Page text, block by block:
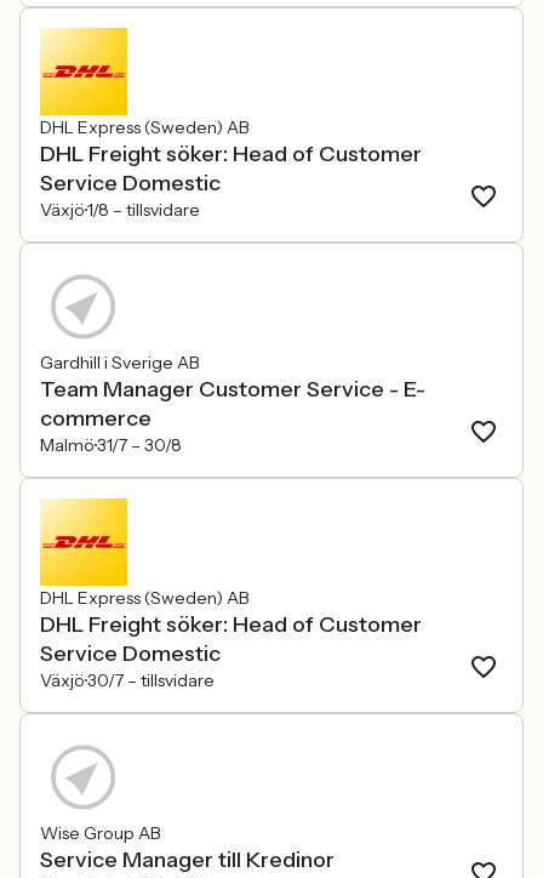
DHL Express (Sweden) AB
DHL Freight söker: Head of Customer
Service Domestic
Växjö1/8 – tillsvidare
Gardhill i Sverige AB
Team Manager Customer Service - E-
commerce
Malmö31/7 – 30/8
DHL Express (Sweden) AB
DHL Freight söker: Head of Customer
Service Domestic
Växjö30/7 – tillsvidare
Wise Group AB
Service Manager till Kredinor